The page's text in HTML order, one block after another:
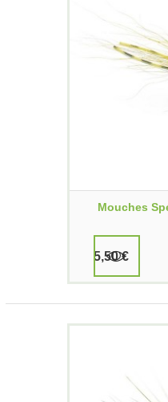
Mouches
5,50 €